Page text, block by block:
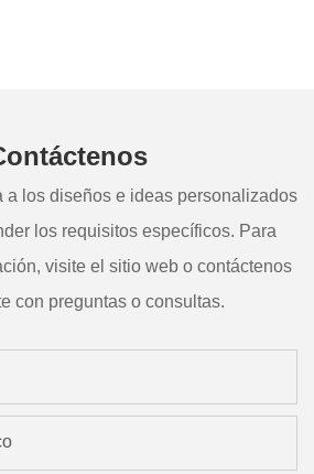
a los diseños e ideas personalizados
los requisitos específicos. Para
visite el sitio web o contáctenos
con preguntas o consultas.